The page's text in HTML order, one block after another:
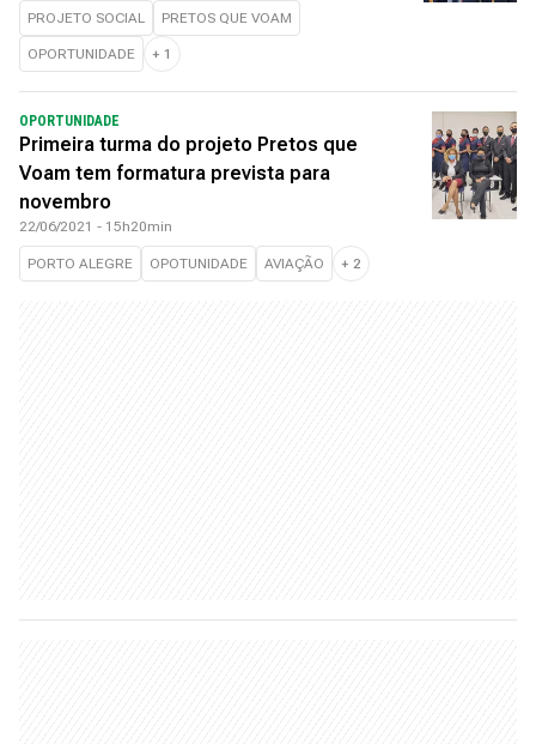
PROJETO SOCIAL PRETOS QUE VOAM
OPORTUNIDADE + 1
OPORTUNIDADE
Primeira turma do projeto Pretos que
Voam tem formatura prevista para
novembro
22/06/2021 - 15h20min
PORTO ALEGRE OPOTUNIDADE AVIAÇÃO + 2